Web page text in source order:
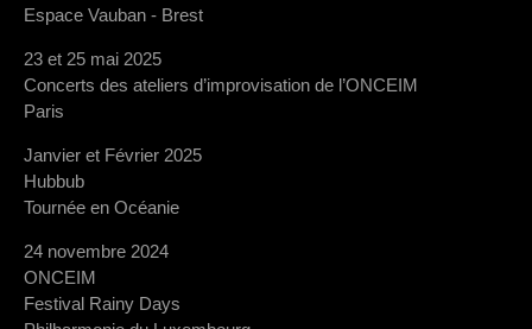
Espace Vauban - Brest
23 et 25 mai 2025
Concerts des ateliers d’improvisation de l’ONCEIM
Paris
Janvier et Février 2025
Hubbub
Tournée en Océanie
24 novembre 2024
ONCEIM
Festival Rainy Days